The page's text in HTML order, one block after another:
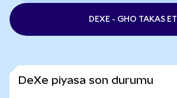
DEXE - GHO TAKAS ET
DeXe piyasa son durumu